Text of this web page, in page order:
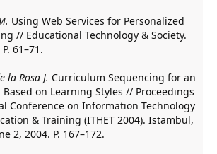
Using Web Services for Personalized
// Educational Technology & Society.
61–71.
la Rosa J. Curriculum Sequencing for an
on Learning Styles // Proceedings
Conference on Information Technology
& Training (ITHET 2004). Istambul,
2, 2004. P. 167–172.